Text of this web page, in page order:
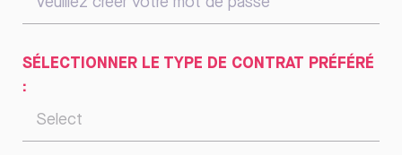
SÉLECTIONNER LE TYPE DE CONTRAT PRÉFÉRÉ
: